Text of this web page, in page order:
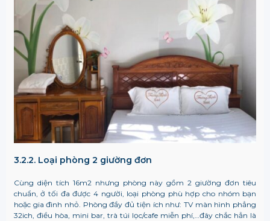
3.2.2. Loại phòng 2 giường đơn
Cùng diện tích 16m2nhưng phòng này gồm 2 giường đơn tiêu
chuẩn, ở tối đa được 4 người, loại phòng phù hợp cho nhóm bạn
hoặc gia đình nhỏ. Phòng đầy đủ tiện ích như: TV màn hình phẳng
32ich, điều hòa, mini bar, trà túi lọc/cafe miễn phí,…đây chắc hẳn là